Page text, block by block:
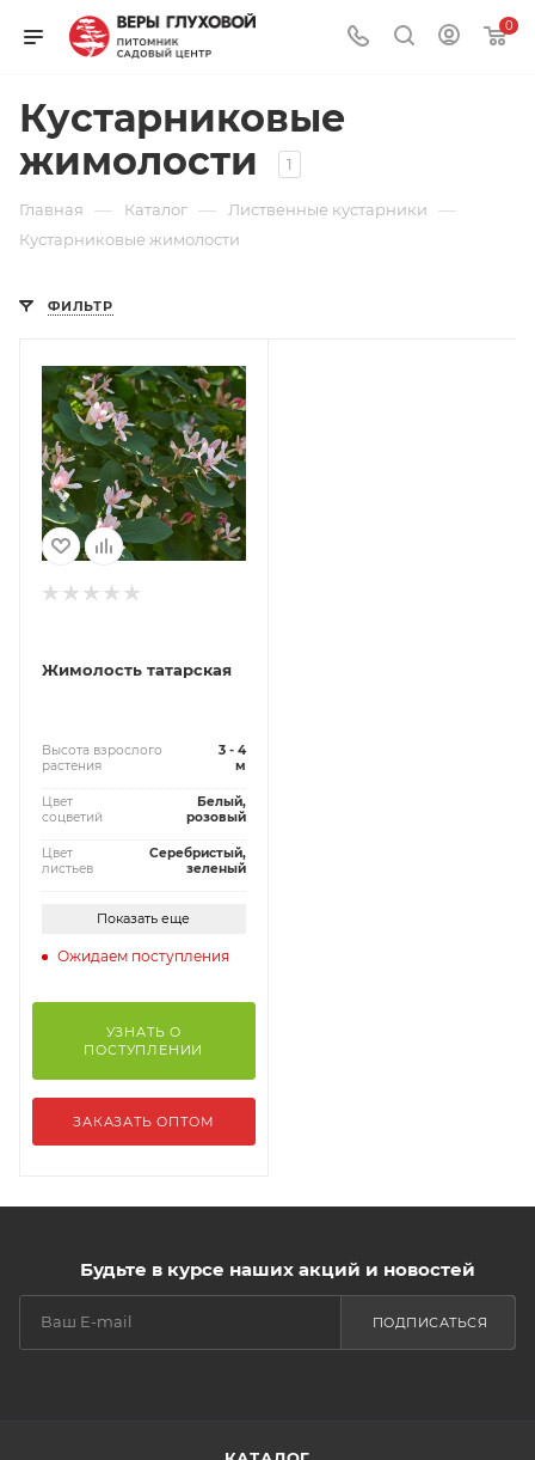
0
Кустарниковые
жимолости
1
Главная — Каталог — Лиственные кустарники —
Кустарниковые жимолости
ФИЛЬТР
Жимолость татарская
Высота взрослого
растения
3 - 4
м
Цвет
соцветий
Белый,
розовый
Цвет
листьев
Серебристый,
зеленый
Показать еще
Ожидаем поступления
УЗНАТЬ О
ПОСТУПЛЕНИИ
ЗАКАЗАТЬ ОПТОМ
Будьте в курсе наших акций и новостей
ПОДПИСАТЬСЯ